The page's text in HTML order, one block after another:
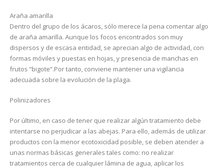
Araña amarilla
Dentro del grupo de los ácaros, sólo merece la pena comentar algo
de araña amarilla. Aunque los focos encontrados son muy
dispersos y de escasa entidad, se aprecian algo de actividad, con
formas móviles y puestas en hojas, y presencia de manchas en
frutos “bigote”.Por tanto, conviene mantener una vigilancia
adecuada sobre la evolución de la plaga.
Polinizadores
Por último, en caso de tener que realizar algún tratamiento debe
intentarse no perjudicar a las abejas. Para ello, además de utilizar
productos con la menor ecotoxicidad posible, se deben atender a
unas normas básicas generales tales como: no realizar
tratamientos cerca de cualquier lámina de agua, aplicar los